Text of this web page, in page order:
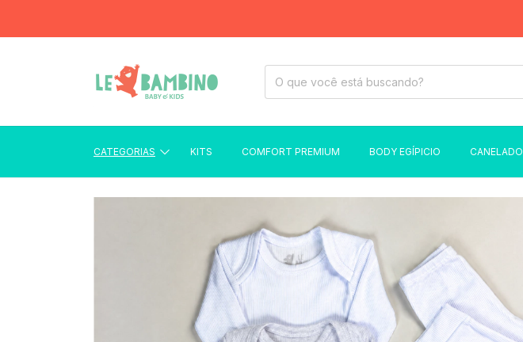
CATEGORIAS KITS COMFORT PREMIUM BODY EGÍPICIO CANELADO